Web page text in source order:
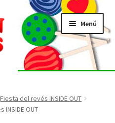
Menú
Fiesta del revés INSIDE OUT
OUT